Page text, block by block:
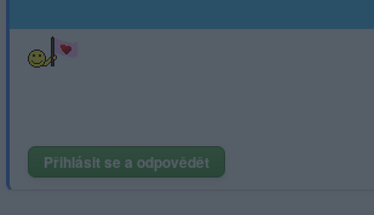
Přihlásit se a odpovědět